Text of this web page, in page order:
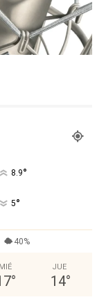
8.9°
5°
40%
MIÉ
°
JUE
14°